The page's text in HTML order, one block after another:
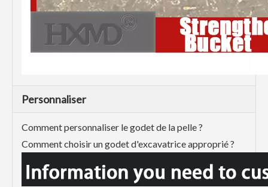
Personnaliser
Comment personnaliser le godet de la pelle ?
Comment choisir un godet d'excavatrice approprié ?